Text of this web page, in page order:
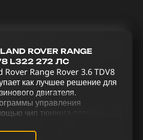
ROVER RANGE
L322 272 ЛС
Rover Range Rover 3.6 TDV8
как лучшее решение для
двигателя.
управления
чип тюнинга повышает
Land Rover Range